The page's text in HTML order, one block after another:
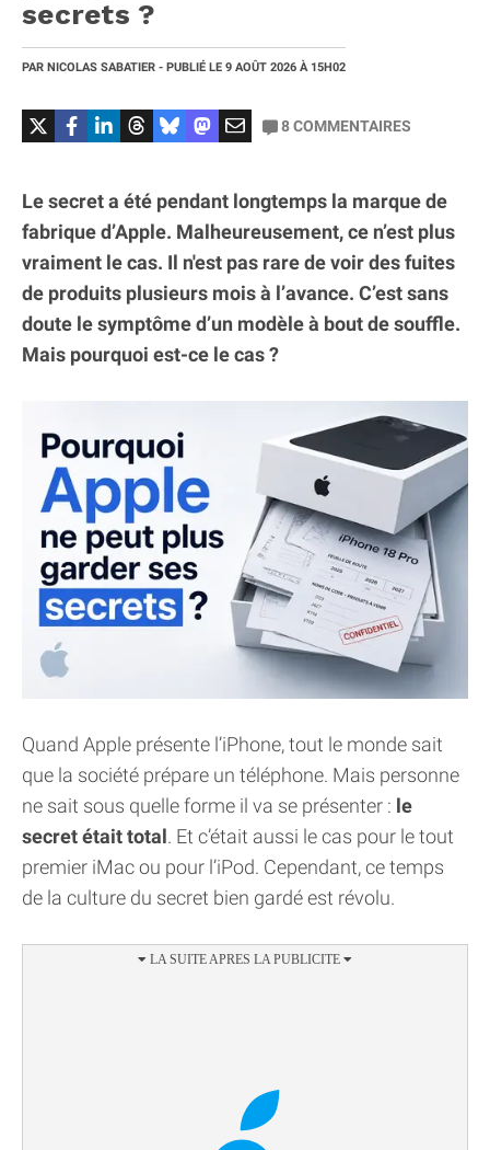
secrets ?
PAR NICOLAS SABATIER - PUBLIÉ LE 9 AOÛT 2026 À 15H02
8COMMENTAIRES
Le secret a été pendant longtemps la marque de
fabrique d’Apple. Malheureusement, ce n’est plus
vraiment le cas. Il n'est pas rare de voir des fuites
de produits plusieurs mois à l’avance. C’est sans
doute le symptôme d’un modèle à bout de souffle.
Mais pourquoi est-ce le cas ?
Quand Apple présente l’iPhone, tout le monde sait
que la société prépare un téléphone. Mais personne
ne sait sous quelle forme il va se présenter : le
secret était total. Et c’était aussi le cas pour le tout
premier iMac ou pour l’iPod. Cependant, ce temps
de la culture du secret bien gardé est révolu.